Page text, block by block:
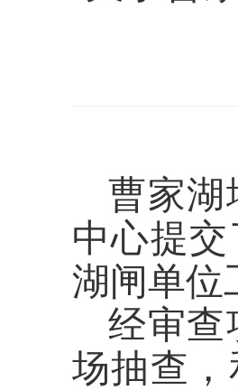
曹家湖
中心提
湖闸单位
经审查
场抽查